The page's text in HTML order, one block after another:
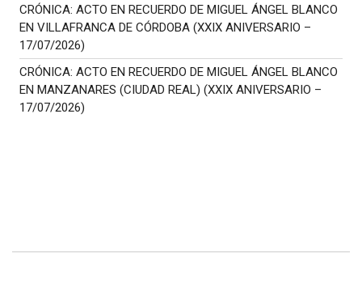
CRÓNICA: ACTO EN RECUERDO DE MIGUEL ÁNGEL BLANCO
EN VILLAFRANCA DE CÓRDOBA (XXIX ANIVERSARIO –
17/07/2026)
CRÓNICA: ACTO EN RECUERDO DE MIGUEL ÁNGEL BLANCO
EN MANZANARES (CIUDAD REAL) (XXIX ANIVERSARIO –
17/07/2026)